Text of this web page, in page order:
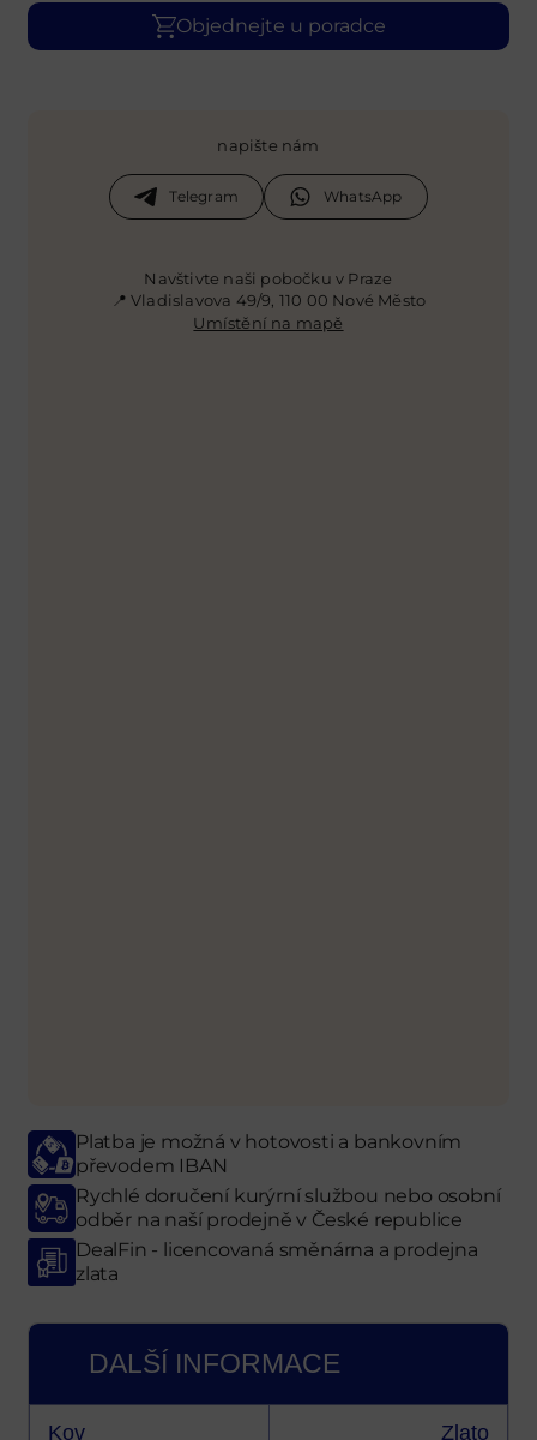
Objednejte u poradce
napište nám
Telegram WhatsApp
Navštivte naši pobočku v Praze
📍 Vladislavova 49/9, 110 00 Nové Město
Umístění na mapě
Platba je možná v hotovosti a bankovním
převodem IBAN
Rychlé doručení kurýrní službou nebo osobní
odběr na naší prodejně v České republice
DealFin - licencovaná směnárna a prodejna
zlata
DALŠÍ INFORMACE
Kov Zlato